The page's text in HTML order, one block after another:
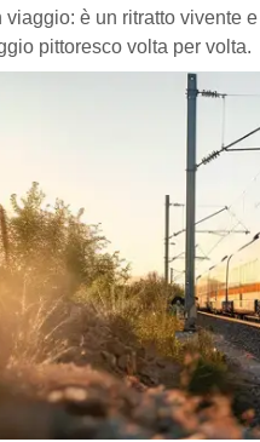
è un ritratto vivente
pittoresco volta per volta.